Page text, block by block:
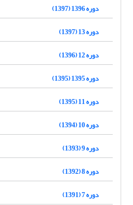
دوره 1396 (1397)
دوره 13 (1397)
دوره 12 (1396)
دوره 1395 (1395)
دوره 11 (1395)
دوره 10 (1394)
دوره 9 (1393)
دوره 8 (1392)
دوره 7 (1391)